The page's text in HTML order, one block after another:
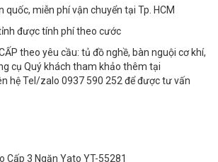
quốc, miễn phí vận chuyển tại Tp. HCM
được tính phí theo cước
theo yêu cầu: tủ đồ nghề, bàn nguội cơ khí,
cụ Quý khách tham khảo thêm tại
hệ Tel/zalo 0937 590 252 để được tư vấn
Cấp 3 Ngăn Yato YT-55281